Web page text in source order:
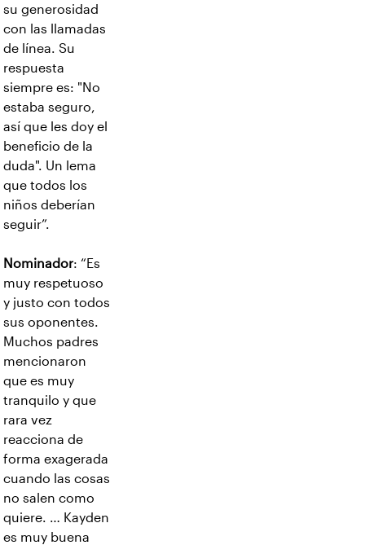
su generosidad
con las llamadas
de línea. Su
respuesta
siempre es: "No
estaba seguro,
así que les doy el
beneficio de la
duda". Un lema
que todos los
niños deberían
seguir”.
Nominador: “Es
muy respetuoso
y justo con todos
sus oponentes.
Muchos padres
mencionaron
que es muy
tranquilo y que
rara vez
reacciona de
forma exagerada
cuando las cosas
no salen como
quiere. … Kayden
es muy buena